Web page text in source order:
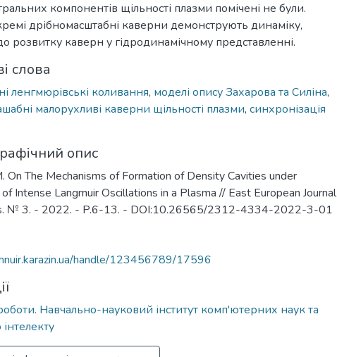
компонентів щільності плазми помічені не були.
дрібномасштабні каверни демонструють динаміку,
розвитку каверн у гідродинамічному представленні.
слова
ленгмюрівські коливання, моделі опису Захарова та Силіна,
малорухливі каверни щільності плазми, синхронізація
опис
On The Mechanisms of Formation of Density Cavities under
Intense Langmuir Oscillations in a Plasma // East European Journal
№ 3. - 2022. - P.6-13. - DOI:10.26565/2312-4334-2022-3-01
handle/123456789/17596
Навчально-науковий інститут комп'ютерних наук та